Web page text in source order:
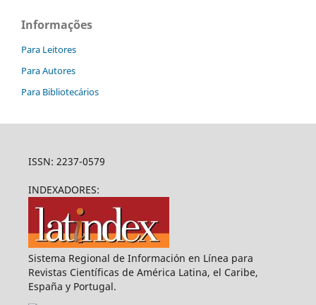
Informações
Para Leitores
Para Autores
Para Bibliotecários
ISSN: 2237-0579
INDEXADORES:
Sistema Regional de Información en Línea para
Revistas Científicas de América Latina, el Caribe,
España y Portugal.